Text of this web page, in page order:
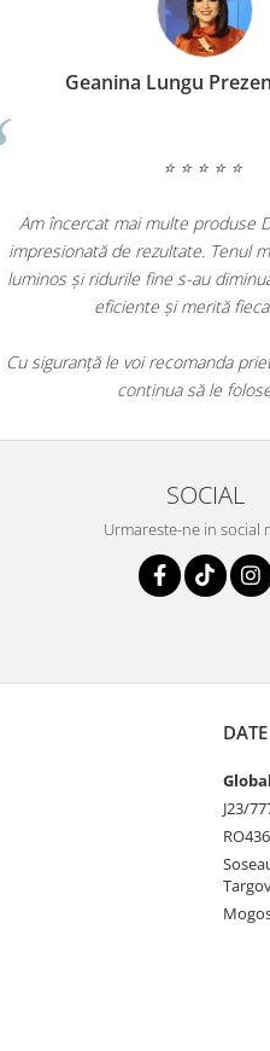
Roxana T.
de efectele produselor Dr.
arată și se simte mai fermă și mai
cumpărare a fost foarte plăcută,
livrarea rapidă.
pentru alte comenzi!
SOCIAL
Urmareste-ne in social
J23/